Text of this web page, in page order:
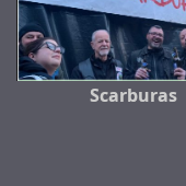
Scarburas